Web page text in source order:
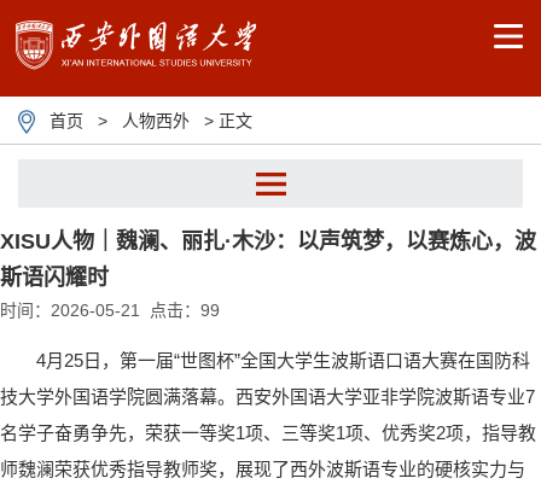
首页 > 人物西外 > 正文
cs
图说西外
人物西外
鉴史知来
XISU人物｜魏澜、丽扎·木沙：以声筑梦，以赛炼心，波
斯语闪耀时
时间：2026-05-21 点击： 99
4月25日，第一届“世图杯”全国大学生波斯语口语大赛在国防科
技大学外国语学院圆满落幕。西安外国语大学亚非学院波斯语专业7
名学子奋勇争先，荣获一等奖1项、三等奖1项、优秀奖2项，指导教
师魏澜荣获优秀指导教师奖，展现了西外波斯语专业的硬核实力与